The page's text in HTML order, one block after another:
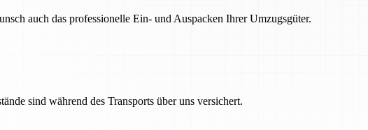
auch das professionelle Ein- und Auspacken Ihrer Umzugsgüter.
sind während des Transports über uns versichert.